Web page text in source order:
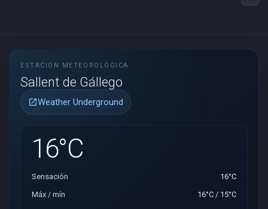
ESTACIÓN METEOROLÓGICA
Sallent de Gállego
open_in_newWeather Underground
16°C
Sensación
16°C
Máx / mín
16°C / 15°C